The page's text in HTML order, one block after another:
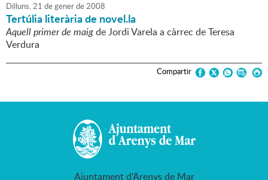
Dilluns,21 degenerde2008
Tertúlia literària de novel.la
Aquell primer de maigde Jordi Varela a càrrec de Teresa
Verdura
Compartir
Ajuntament d'Arenys de Mar